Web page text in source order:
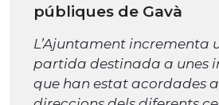
públiques de Gavà
L’Ajuntament incrementa
partida destinada a unes
que han estat acordades